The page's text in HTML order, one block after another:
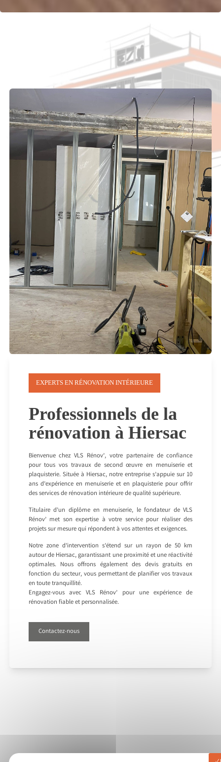
EXPERTS EN RÉNOVATION INTÉRIEURE
Professionnels de la
rénovation à Hiersac
Bienvenue chez VLS Rénov’, votre partenaire de confiance
pour tous vos travaux de second œuvre en menuiserie et
plaquisterie. Située à Hiersac, notre entreprise s’appuie sur 10
ans d’expérience en menuiserie et en plaquisterie pour offrir
des services de rénovation intérieure de qualité supérieure.
Titulaire d’un diplôme en menuiserie, le fondateur de VLS
Rénov’ met son expertise à votre service pour réaliser des
projets sur mesure qui répondent à vos attentes et exigences.
Notre zone d’intervention s’étend sur un rayon de 50 km
autour de Hiersac, garantissant une proximité et une réactivité
optimales. Nous offrons également des devis gratuits en
fonction du secteur, vous permettant de planifier vos travaux
en toute tranquillité.
Engagez-vous avec VLS Rénov’ pour une expérience de
rénovation fiable et personnalisée.
Contactez-nous